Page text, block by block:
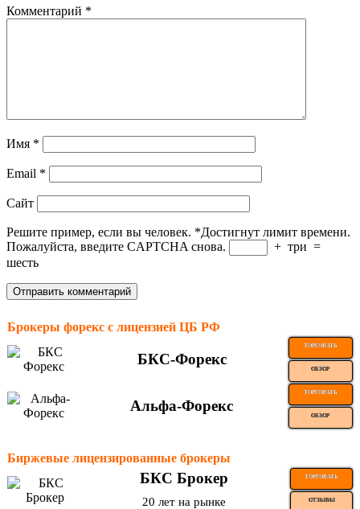
Комментарий *
Имя *
Email *
Сайт
Решите пример, если вы человек. *Достигнут лимит времени.
Пожалуйста, введите CAPTCHA снова.
+ три =
шесть
Брокеры форекс с лицензией ЦБ РФ
БКС-Форекс
ТОРГОВАТЬ
ОБЗОР
Альфа-Форекс
ТОРГОВАТЬ
ОБЗОР
Биржевые лицензированные брокеры
БКС Брокер ТОРГОВАТЬ
20 лет на рынке ОТЗЫВЫ